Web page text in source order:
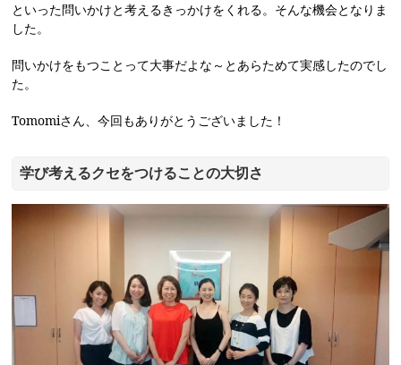
といった問いかけと考えるきっかけをくれる。そんな機会となりま
した。
問いかけをもつことって大事だよな～とあらためて実感したのでし
た。
Tomomiさん、今回もありがとうございました！
学び考えるクセをつけることの大切さ